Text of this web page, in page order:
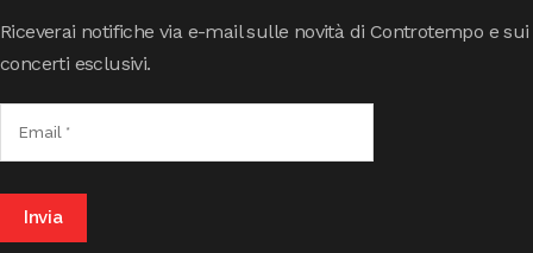
Riceverai notifiche via e-mail sulle novità di Controtempo e sui
concerti esclusivi.